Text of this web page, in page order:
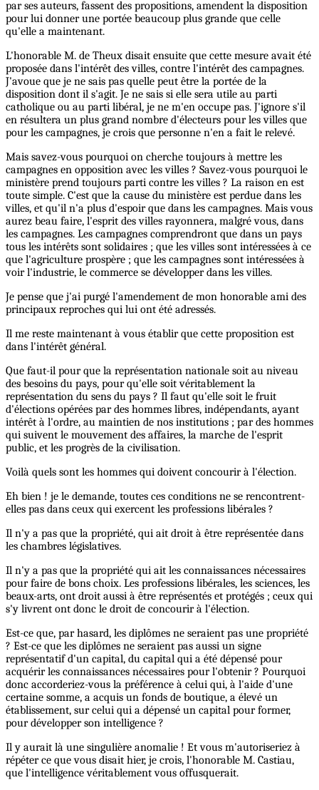
par ses auteurs, fassent des propositions, amendent la disposition
pour lui donner une portée beaucoup plus grande que celle
qu'elle a maintenant.
L'honorable M. de Theux disait ensuite que cette mesure avait été
proposée dans l'intérêt des villes, contre l'intérêt des campagnes.
J'avoue que je ne sais pas quelle peut être la portée de la
disposition dont il s'agit. Je ne sais si elle sera utile au parti
catholique ou au parti libéral, je ne m'en occupe pas. J'ignore s'il
en résultera un plus grand nombre d'électeurs pour les villes que
pour les campagnes, je crois que personne n'en a fait le relevé.
Mais savez-vous pourquoi on cherche toujours à mettre les
campagnes en opposition avec les villes ? Savez-vous pourquoi le
ministère prend toujours parti contre les villes ? La raison en est
toute simple. C'est que la cause du ministère est perdue dans les
villes, et qu'il n'a plus d'espoir que dans les campagnes. Mais vous
aurez beau faire, l'esprit des villes rayonnera, malgré vous, dans
les campagnes. Les campagnes comprendront que dans un pays
tous les intérêts sont solidaires ; que les villes sont intéressées à ce
que l'agriculture prospère ; que les campagnes sont intéressées à
voir l'industrie, le commerce se développer dans les villes.
Je pense que j'ai purgé l'amendement de mon honorable ami des
principaux reproches qui lui ont été adressés.
Il me reste maintenant à vous établir que cette proposition est
dans l'intérêt général.
Que faut-il pour que la représentation nationale soit au niveau
des besoins du pays, pour qu'elle soit véritablement la
représentation du sens du pays ? Il faut qu'elle soit le fruit
d'élections opérées par des hommes libres, indépendants, ayant
intérêt à l'ordre, au maintien de nos institutions ; par des hommes
qui suivent le mouvement des affaires, la marche de l'esprit
public, et les progrès de la civilisation.
Voilà quels sont les hommes qui doivent concourir à l'élection.
Eh bien ! je le demande, toutes ces conditions ne se rencontrent-
elles pas dans ceux qui exercent les professions libérales ?
Il n'y a pas que la propriété, qui ait droit à être représentée dans
les chambres législatives.
Il n'y a pas que la propriété qui ait les connaissances nécessaires
pour faire de bons choix. Les professions libérales, les sciences, les
beaux-arts, ont droit aussi à être représentés et protégés ; ceux qui
s'y livrent ont donc le droit de concourir à l'élection.
Est-ce que, par hasard, les diplômes ne seraient pas une propriété
? Est-ce que les diplômes ne seraient pas aussi un signe
représentatif d'un capital, du capital qui a été dépensé pour
acquérir les connaissances nécessaires pour l'obtenir ? Pourquoi
donc accorderiez-vous la préférence à celui qui, à l'aide d'une
certaine somme, a acquis un fonds de boutique, a élevé un
établissement, sur celui qui a dépensé un capital pour former,
pour développer son intelligence ?
Il y aurait là une singulière anomalie ! Et vous m'autoriseriez à
répéter ce que vous disait hier, je crois, l'honorable M. Castiau,
que l'intelligence véritablement vous offusquerait.